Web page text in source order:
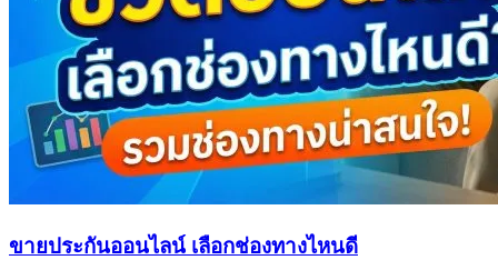
ขายประกันออนไลน์ เลือกช่องทางไหนดี